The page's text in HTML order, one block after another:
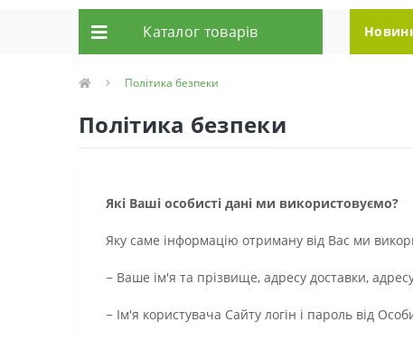
Каталог товарiв
Полiтика безпеки
Полiтика безпеки
Які Ваші особисті дані ми використовуємо?
Яку саме інформацію отриману від Вас ми
− Ваше ім'я та прізвище, адресу доставки,
− Ім'я користувача Сайту логін і пароль від